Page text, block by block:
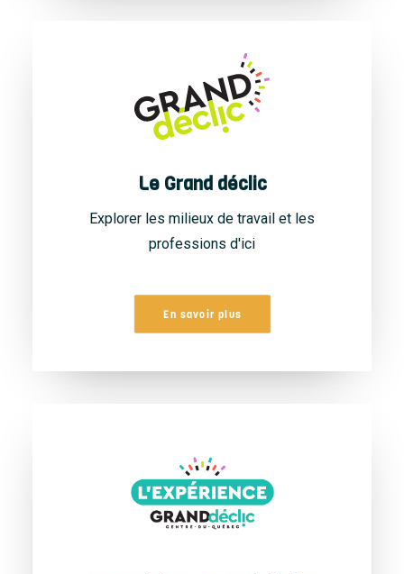
Le Grand déclic
Explorer les milieux de travail et les
professions d'ici
En savoir plus